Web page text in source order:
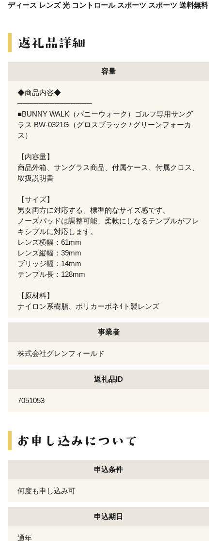
ディース レンズ 光 コントロール スポーツ スポーツ 送料無料
容量
◆商品内容◆
──────────────
■BUNNY WALK（バニーウォーク）ゴルフ専用サング
ラス BW-0321G（グロスブラック / グリーンフォーカ
ス）
【内容量】
商品外箱、サングラス商品、付属ケース、付属クロス、
取扱説明書
【サイズ】
男女両方に対応する、標準的なサイズ感です。
ノーズパッドは調整可能、柔軟にしなるテンプルがフレ
キシブルに対応します。
レンズ横幅：61mm
レンズ縦幅：39mm
ブリッジ幅：14mm
テンプル長：128mm
【原材料】
ナイロン系樹脂、ポリカーボネｲト製レンズ
事業者
株式会社グレンフィールド
返礼品ID
7051053
申込条件
何度も申し込み可
申込期日
通年